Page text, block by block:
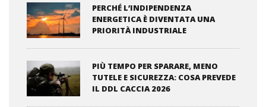
PERCHÉ L’INDIPENDENZA
ENERGETICA È DIVENTATA UNA
PRIORITÀ INDUSTRIALE
PIÙ TEMPO PER SPARARE, MENO
TUTELE E SICUREZZA: COSA PREVEDE
IL DDL CACCIA 2026